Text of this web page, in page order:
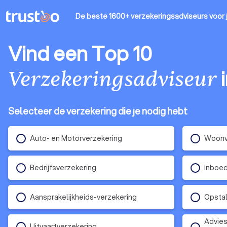
De beste 1600+ verzekeringsadviseursvoor
Vind een Top 10
Verzekeringsadviseur
Selecteer de verzekering die je nodig hebt
Auto- en Motorverzekering
Bedrijfsverzekering
Aansprakelijkheids-verzekering